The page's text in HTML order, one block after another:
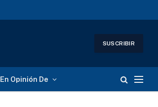
SUSCRIBIR
En Opinión De